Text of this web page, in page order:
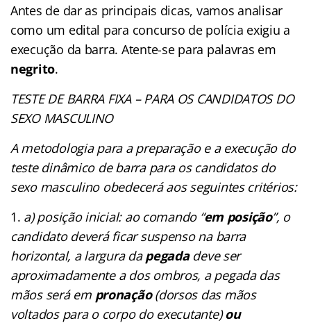
Antes de dar as principais dicas, vamos analisar
como um edital para concurso de polícia exigiu a
execução da barra. Atente-se para palavras em
negrito.
TESTE DE BARRA FIXA – PARA OS CANDIDATOS DO
SEXO MASCULINO
A metodologia para a preparação e a execução do
teste dinâmico de barra para os candidatos do
sexo masculino obedecerá aos seguintes critérios:
a) posição inicial: ao comando “em posição”, o
candidato deverá ficar suspenso na barra
horizontal, a largura dapegada deve ser
aproximadamente a dos ombros, a pegada das
mãos será em pronação(dorsos das mãos
voltados para o corpo do executante)ou